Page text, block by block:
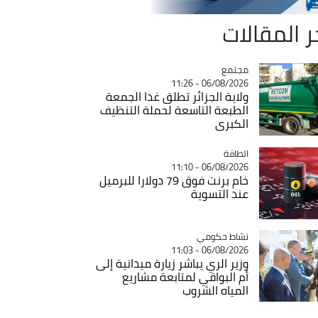
المقالات
Catégorie
مجتمع
06/08/2026 - 11:26
ولاية الجزائر تطلق غدا الجمعة
الطبعة التاسعة لحملة التنظيف
الكبرى
Catégorie
الطاقة
06/08/2026 - 11:10
خام برنت فوق 79 دولارا للبرميل
عند التسوية
Catégorie
نشاط حكومي
06/08/2026 - 11:03
وزير الري يباشر زيارة ميدانية إلى
أم البواقي لمتابعة مشاريع
المياه الشروب